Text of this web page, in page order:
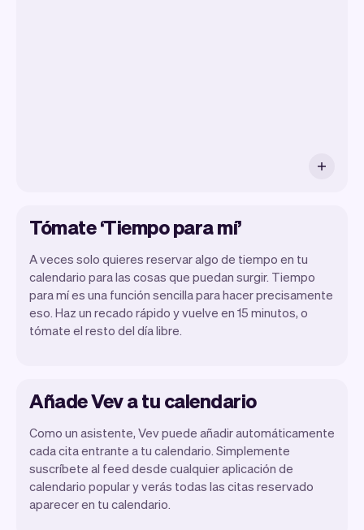
Tómate ‘Tiempo para mí’
A veces solo quieres reservar algo de tiempo en tu
calendario para las cosas que puedan surgir. Tiempo
para mí es una función sencilla para hacer precisamente
eso. Haz un recado rápido y vuelve en 15 minutos, o
tómate el resto del día libre.
Añade Vev a tu calendario
Como un asistente, Vev puede añadir automáticamente
cada cita entrante a tu calendario. Simplemente
suscríbete al feed desde cualquier aplicación de
calendario popular y verás todas las citas reservado
aparecer en tu calendario.